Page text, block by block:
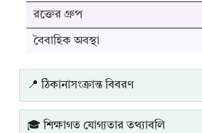
রক্তের গ্রুপ
বৈবাহিক অবস্থা
📍 ঠিকানাসংক্রান্ত বিবরণ
🎓 শিক্ষাগত যোগ্যতার তথ্যাবলি